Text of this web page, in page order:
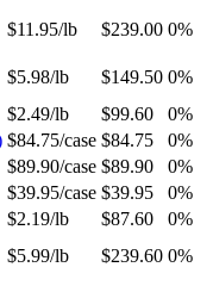
$11.95/lb $239.00 0%
$5.98/lb $149.50 0%
$2.49/lb $99.60
0%
$84.75/case $84.75
0%
$89.90/case $89.90
0%
$39.95/case $39.95
0%
$2.19/lb $87.60
0%
$5.99/lb $239.60 0%